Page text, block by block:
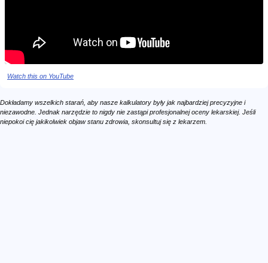
Watch this on YouTube
Dokładamy wszelkich starań, aby nasze kalkulatory były jak najbardziej precyzyjne i
niezawodne. Jednak narzędzie to nigdy nie zastąpi profesjonalnej oceny lekarskiej. Jeśli
niepokoi cię jakikolwiek objaw stanu zdrowia, skonsultuj się z lekarzem.